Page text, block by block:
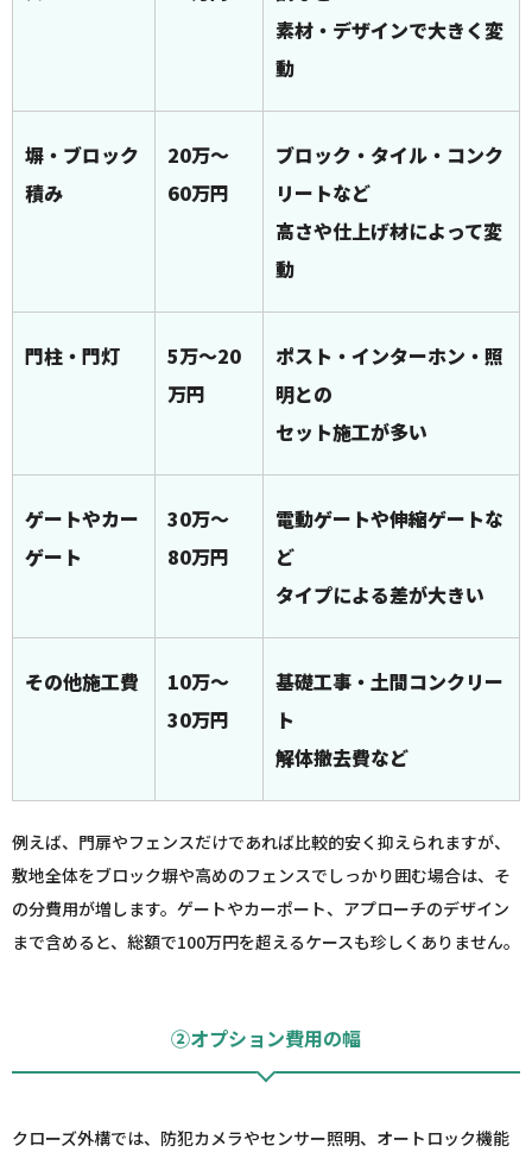
素材・デザインで大きく変
動
塀・ブロック
積み
20万～
60万円
ブロック・タイル・コンク
リートなど
高さや仕上げ材によって変
動
門柱・門灯
5万～20
万円
ポスト・インターホン・照
明との
セット施工が多い
ゲートやカー
ゲート
30万～
80万円
電動ゲートや伸縮ゲートな
ど
タイプによる差が大きい
その他施工費
10万～
30万円
基礎工事・土間コンクリー
ト
解体撤去費など
例えば、門扉やフェンスだけであれば比較的安く抑えられますが、
敷地全体をブロック塀や高めのフェンスでしっかり囲む場合は、そ
の分費用が増します。ゲートやカーポート、アプローチのデザイン
まで含めると、総額で100万円を超えるケースも珍しくありません。
②オプション費用の幅
クローズ外構では、防犯カメラやセンサー照明、オートロック機能